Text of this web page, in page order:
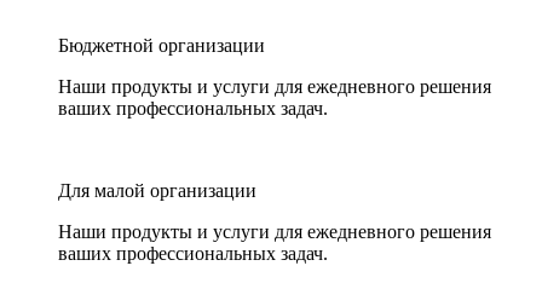
Бюджетной организации
Наши продукты и услуги для ежедневного решения
ваших профессиональных задач.
Для малой организации
Наши продукты и услуги для ежедневного решения
ваших профессиональных задач.